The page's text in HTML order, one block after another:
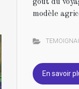
goût du
modèle
En savoir